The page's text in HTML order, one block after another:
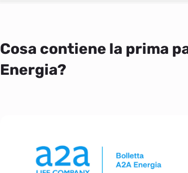
Cosa contiene la prima
Energia?